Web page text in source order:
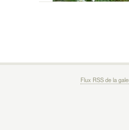
Flux RSS de la